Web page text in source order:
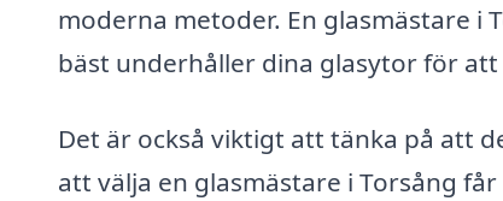
moderna metoder. En glasmästare i
bäst underhåller dina glasytor för
Det är också viktigt att tänka på att
att välja en glasmästare i Torsång